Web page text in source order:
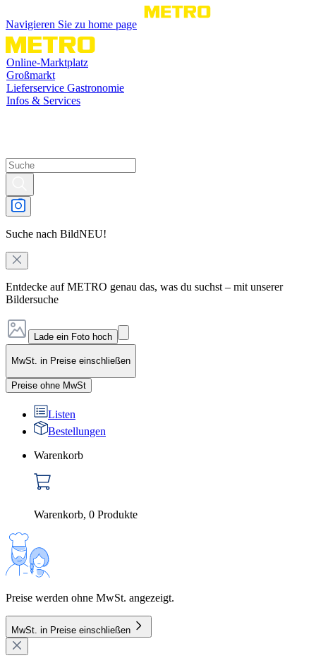
Navigieren Sie zu home page
Online-Marktplatz
Großmarkt
Lieferservice Gastronomie
Infos & Services
Suche nach BildNEU!
Entdecke auf METRO genau das, was du suchst – mit unserer
Bildersuche
Lade ein Foto hoch
MwSt. in Preise einschließen
Preise ohne MwSt
Listen
Bestellungen
Warenkorb
Warenkorb, 0 Produkte
Preise werden ohne MwSt. angezeigt.
MwSt. in Preise einschließen